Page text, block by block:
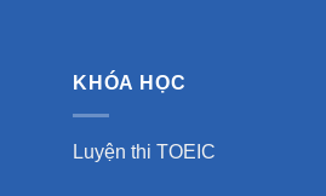
KHÓA HỌC
Luyện thi TOEIC